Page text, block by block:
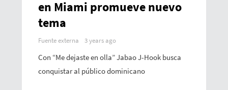
en Miami promueve nuevo
tema
Fuente externa 3 years ago
Con “Me dejaste en olla” Jabao J-Hook busca
conquistar al público dominicano